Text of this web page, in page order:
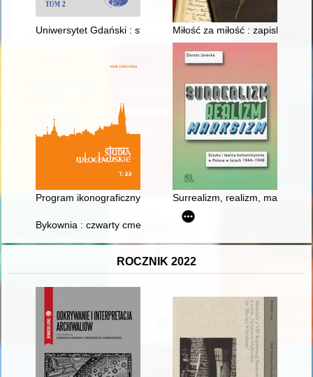
Uniwersytet Gdański : struktury, postacie, wydarzenia. T. 2
Miłość za miłość : zapiski
Program ikonograficzny i konserwacja zabytkowego obrazu
Surrealizm, realizm, marksizm
Bykownia : czwarty cmentarz katyński : ostatni świadkowie =
ROCZNIK 2022